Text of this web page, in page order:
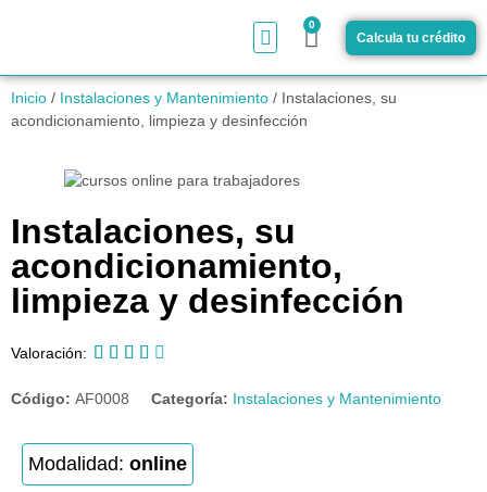
0
Calcula tu crédito
Inicio / Instalaciones y Mantenimiento / Instalaciones, su
acondicionamiento, limpieza y desinfección
Instalaciones, su
acondicionamiento,
limpieza y desinfección
Valoración:     
Código: AF0008 Categoría: Instalaciones y Mantenimiento
Modalidad: online